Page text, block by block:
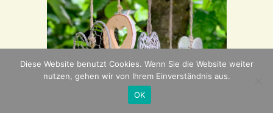
Diese Website benutzt Cookies. Wenn Sie die Website weiter
nutzen, gehen wir von Ihrem Einverständnis aus.
OK